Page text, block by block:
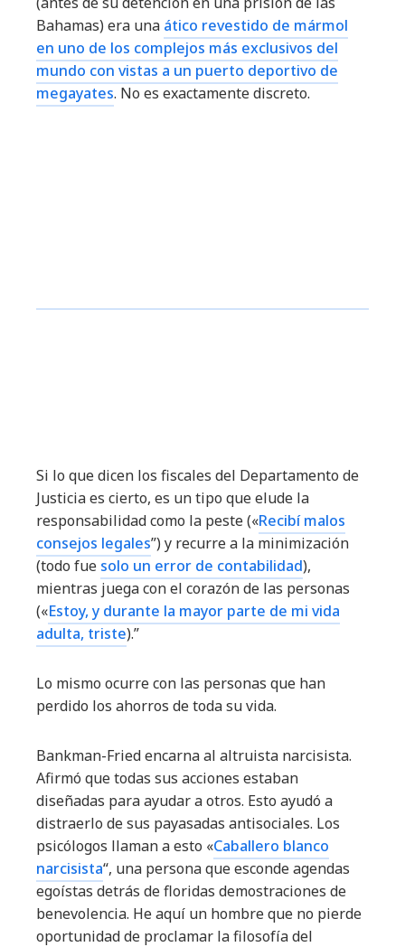
Bahamas) era una ático revestido de mármol
en uno de los complejos más exclusivos del
mundo con vistas a un puerto deportivo de
megayates. No es exactamente discreto.
Si lo que dicen los fiscales del Departamento de
Justicia es cierto, es un tipo que elude la
responsabilidad como la peste («Recibí malos
consejos legales”) y recurre a la minimización
(todo fue solo un error de contabilidad),
mientras juega con el corazón de las personas
(«Estoy, y durante la mayor parte de mi vida
adulta, triste).”
Lo mismo ocurre con las personas que han
perdido los ahorros de toda su vida.
Bankman-Fried encarna al altruista narcisista.
Afirmó que todas sus acciones estaban
diseñadas para ayudar a otros. Esto ayudó a
distraerlo de sus payasadas antisociales. Los
psicólogos llaman a esto «Caballero blanco
narcisista“, una persona que esconde agendas
egoístas detrás de floridas demostraciones de
benevolencia. He aquí un hombre que no pierde
oportunidad de proclamar la filosofía del